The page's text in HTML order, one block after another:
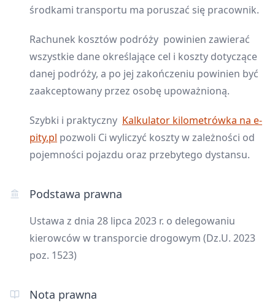
środkami transportu ma poruszać się pracownik.
Rachunek kosztów podróży powinien zawierać
wszystkie dane określające cel i koszty dotyczące
danej podróży, a po jej zakończeniu powinien być
zaakceptowany przez osobę upoważnioną.
Szybki i praktyczny Kalkulator kilometrówka na e-
pity.pl pozwoli Ci wyliczyć koszty w zależności od
pojemności pojazdu oraz przebytego dystansu.
Podstawa prawna
Ustawa z dnia 28 lipca 2023 r. o delegowaniu
kierowców w transporcie drogowym (Dz.U. 2023
poz. 1523)
Nota prawna